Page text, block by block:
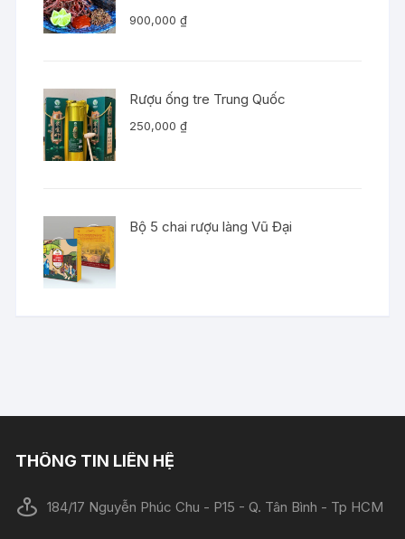
900,000₫
Rượu ống tre Trung Quốc
250,000₫
Bộ 5 chai rượu làng Vũ Đại
THÔNG TIN LIÊN HỆ
184/17 Nguyễn Phúc Chu - P15 - Q. Tân Bình - Tp HCM